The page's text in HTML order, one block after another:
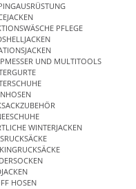
PFLEGE
UND MULTITOOLS
WINTERJACKEN
HOSEN